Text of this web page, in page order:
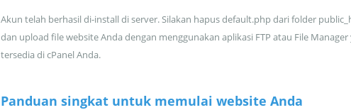
Akun telah berhasil di-install di server. Silakan hapus default.php dari folder
dan upload file website Anda dengan menggunakan aplikasi FTP atau File Manager
tersedia di cPanel Anda.
Panduan singkat untuk memulai website Anda